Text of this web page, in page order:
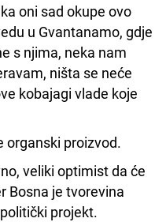
oni sad okupe ovo
u Gvantanamo, gdje
s njima, neka nam
ništa se neće
kobajagi vlade koje
organski proizvod.
veliki optimist da će
Bosna je tvorevina
projekt.